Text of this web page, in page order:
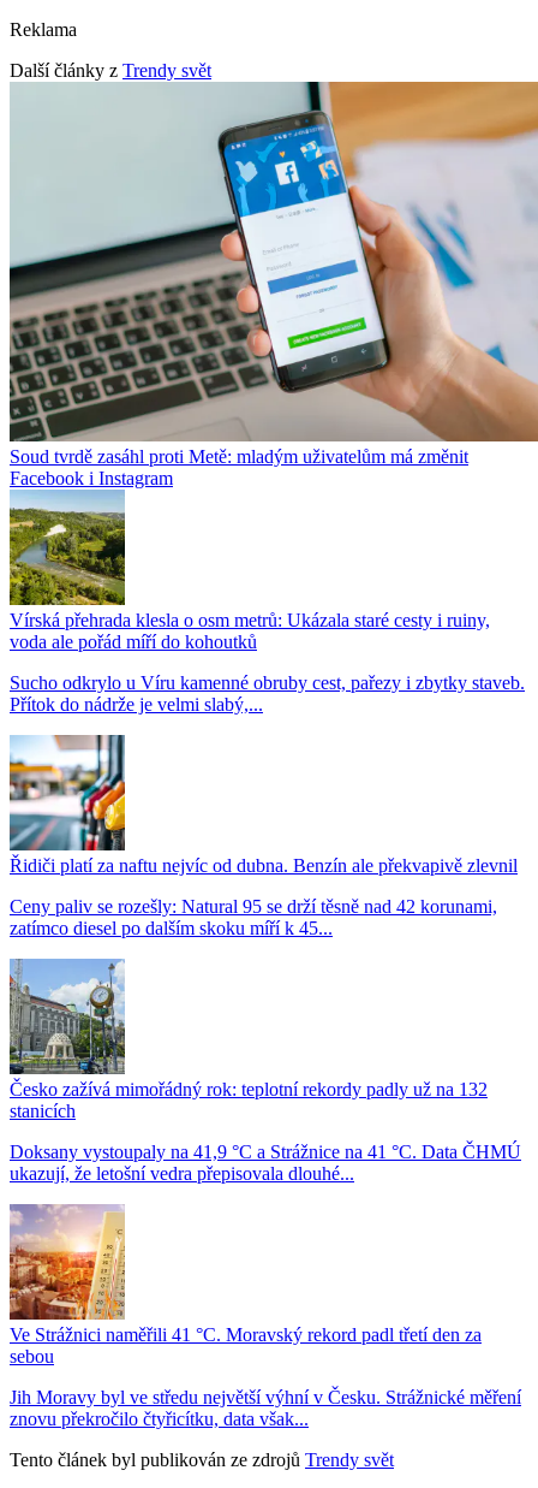
Reklama
Další články z Trendy svět
Soud tvrdě zasáhl proti Metě: mladým uživatelům má změnit
Facebook i Instagram
Vírská přehrada klesla o osm metrů: Ukázala staré cesty i ruiny,
voda ale pořád míří do kohoutků
Sucho odkrylo u Víru kamenné obruby cest, pařezy i zbytky staveb.
Přítok do nádrže je velmi slabý,...
Řidiči platí za naftu nejvíc od dubna. Benzín ale překvapivě zlevnil
Ceny paliv se rozešly: Natural 95 se drží těsně nad 42 korunami,
zatímco diesel po dalším skoku míří k 45...
Česko zažívá mimořádný rok: teplotní rekordy padly už na 132
stanicích
Doksany vystoupaly na 41,9 °C a Strážnice na 41 °C. Data ČHMÚ
ukazují, že letošní vedra přepisovala dlouhé...
Ve Strážnici naměřili 41 °C. Moravský rekord padl třetí den za
sebou
Jih Moravy byl ve středu největší výhní v Česku. Strážnické měření
znovu překročilo čtyřicítku, data však...
Tento článek byl publikován ze zdrojů Trendy svět